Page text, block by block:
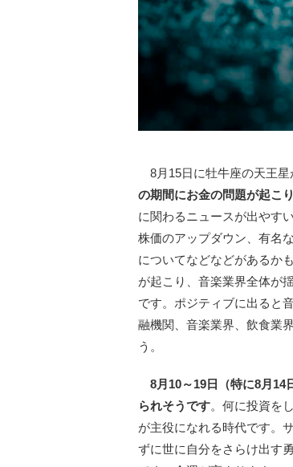
8月15日に牡牛座の天王星
の期間にお金の問題が起こり
に関わるニュースが出やす
株価のアップダウン、有名
についてなどなどがあるか
が起こり、音楽業界全体が
です。ポジティブに出ると
融機関、音楽業界、飲食業
う。
8月10～19日（特に8月14
られそうです。何に投資を
が主役になれる時代です。
ずに世に自分をさらけ出す